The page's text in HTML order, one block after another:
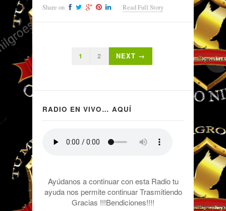
Share on Read Full Story
1 2 NEXT →
RADIO EN VIVO… AQUÍ
Ayúdanos a continuar con esta Radio tu
ayuda nos permite continuar Trasmitiendo
Gracias !!!Bendiciones!!!!